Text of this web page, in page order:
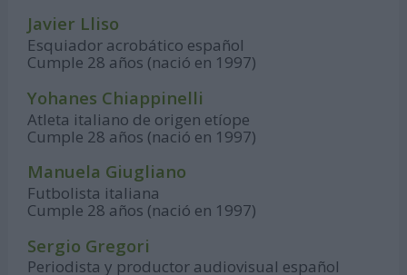
Javier Lliso
Esquiador acrobático español
Cumple 28 años (nació en 1997)
Yohanes Chiappinelli
Atleta italiano de origen etíope
Cumple 28 años (nació en 1997)
Manuela Giugliano
Futbolista italiana
Cumple 28 años (nació en 1997)
Sergio Gregori
Periodista y productor audiovisual español